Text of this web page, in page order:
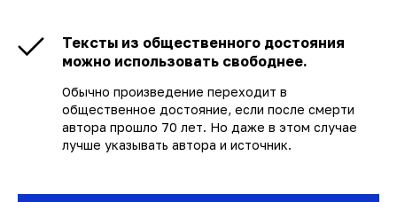
Тексты из общественного достояния
можно использовать свободнее.
Обычно произведение переходит в
общественное достояние, если после смерти
автора прошло 70 лет. Но даже в этом случае
лучше указывать автора и источник.